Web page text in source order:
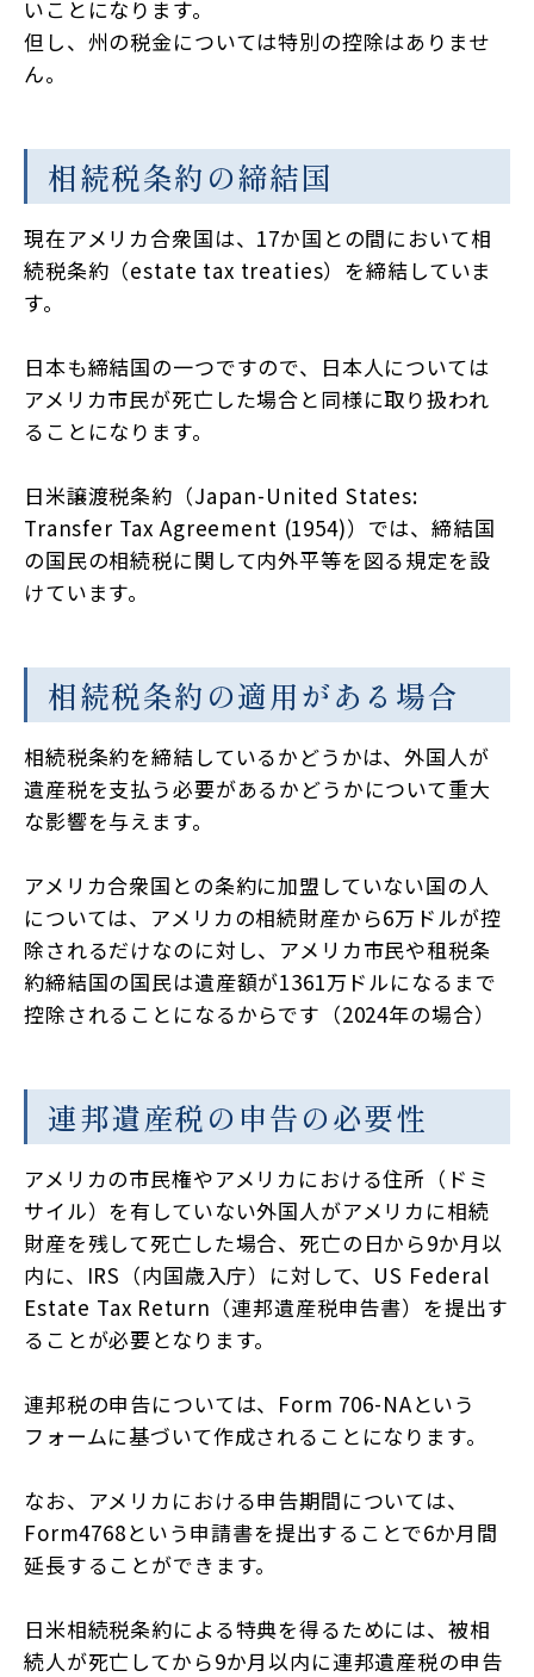
いことになります。
但し、州の税金については特別の控除はありませ
ん。
相続税条約の締結国
現在アメリカ合衆国は、17か国との間において相
続税条約（estate tax treaties）を締結していま
す。
日本も締結国の一つですので、日本人については
アメリカ市民が死亡した場合と同様に取り扱われ
ることになります。
日米譲渡税条約（Japan-United States:
Transfer Tax Agreement (1954)）では、締結国
の国民の相続税に関して内外平等を図る規定を設
けています。
相続税条約の適用がある場合
相続税条約を締結しているかどうかは、外国人が
遺産税を支払う必要があるかどうかについて重大
な影響を与えます。
アメリカ合衆国との条約に加盟していない国の人
については、アメリカの相続財産から6万ドルが控
除されるだけなのに対し、アメリカ市民や租税条
約締結国の国民は遺産額が1361万ドルになるまで
控除されることになるからです（2024年の場合）
連邦遺産税の申告の必要性
アメリカの市民権やアメリカにおける住所（ドミ
サイル）を有していない外国人がアメリカに相続
財産を残して死亡した場合、死亡の日から9か月以
内に、IRS（内国歳入庁）に対して、US Federal
Estate Tax Return（連邦遺産税申告書）を提出す
ることが必要となります。
連邦税の申告については、Form 706-NAという
フォームに基づいて作成されることになります。
なお、アメリカにおける申告期間については、
Form4768という申請書を提出することで6か月間
延長することができます。
日米相続税条約による特典を得るためには、被相
続人が死亡してから9か月以内に連邦遺産税の申告